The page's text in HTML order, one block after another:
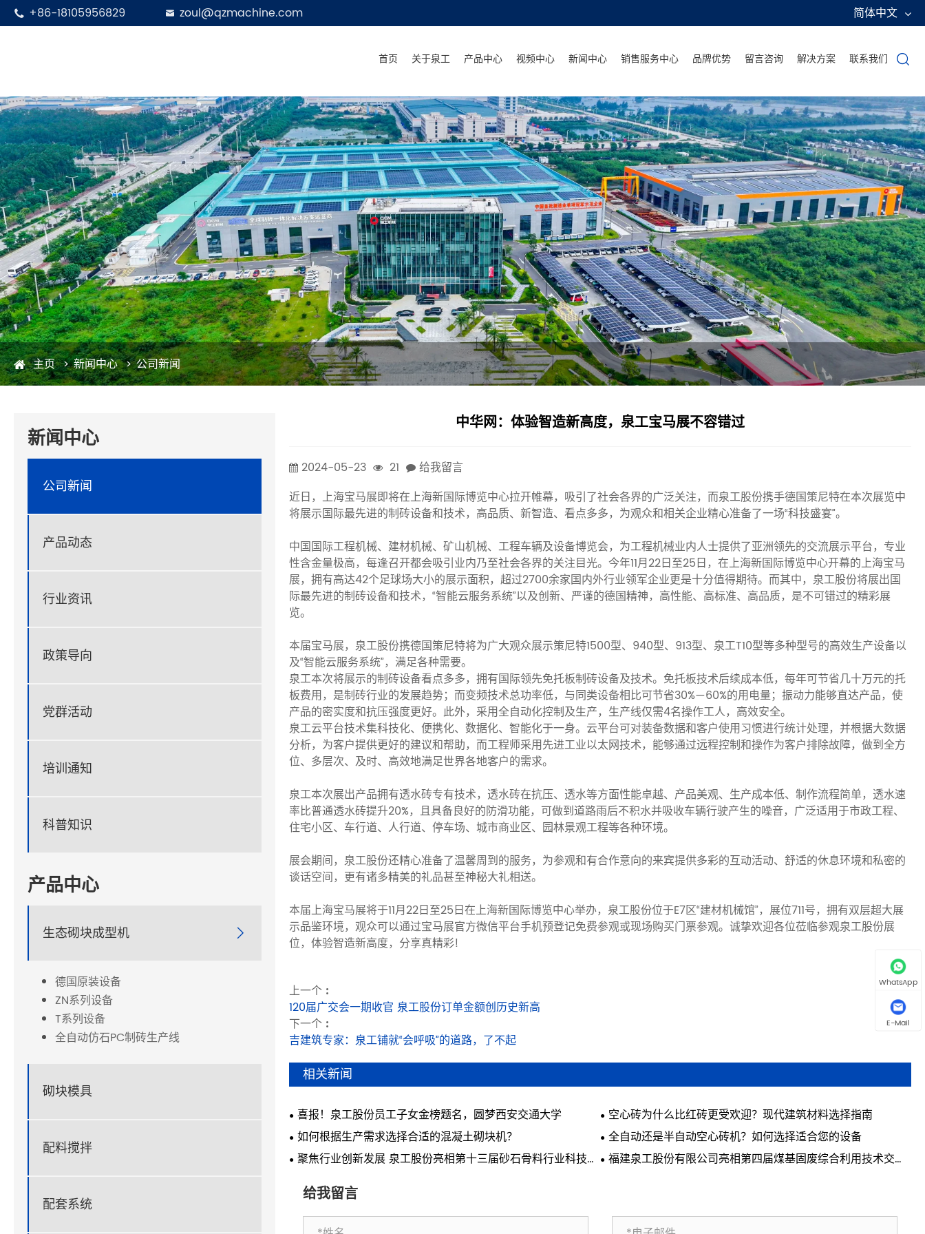
 +86-18105956829  zoul@qzmachine.com 简体中文
首页 关于泉工 产品中心 视频中心 新闻中心 销售服务中心 品牌优势 留言咨询 解决方案 联系我们 
主页 新闻中心 公司新闻
新闻中心
公司新闻
产品动态
行业资讯
政策导向
党群活动
培训通知
科普知识
产品中心
生态砌块成型机 
德国原装设备
ZN系列设备
T系列设备
全自动仿石PC制砖生产线
砌块模具
配料搅拌
配套系统
中华网：体验智造新高度，泉工宝马展不容错过
2024-05-23 21
给我留言
近日，上海宝马展即将在上海新国际博览中心拉开帷幕，吸引了社会各界的广泛关注，而泉工股份携手德国策尼特在本次展览中
将展示国际最先进的制砖设备和技术，高品质、新智造、看点多多，为观众和相关企业精心准备了一场“科技盛宴”。
中国国际工程机械、建材机械、矿山机械、工程车辆及设备博览会，为工程机械业内人士提供了亚洲领先的交流展示平台，专业
性含金量极高，每逢召开都会吸引业内乃至社会各界的关注目光。今年11月22日至25日，在上海新国际博览中心开幕的上海宝马
展，拥有高达42个足球场大小的展示面积，超过2700余家国内外行业领军企业更是十分值得期待。而其中，泉工股份将展出国
际最先进的制砖设备和技术，“智能云服务系统”以及创新、严谨的德国精神，高性能、高标准、高品质，是不可错过的精彩展
览。
本届宝马展，泉工股份携德国策尼特将为广大观众展示策尼特1500型、940型、913型、泉工T10型等多种型号的高效生产设备以
及“智能云服务系统”，满足各种需要。
泉工本次将展示的制砖设备看点多多，拥有国际领先免托板制砖设备及技术。免托板技术后续成本低，每年可节省几十万元的托
板费用，是制砖行业的发展趋势；而变频技术总功率低，与同类设备相比可节省30%—60%的用电量；振动力能够直达产品，使
产品的密实度和抗压强度更好。此外，采用全自动化控制及生产，生产线仅需4名操作工人，高效安全。
泉工云平台技术集科技化、便携化、数据化、智能化于一身。云平台可对装备数据和客户使用习惯进行统计处理，并根据大数据
分析，为客户提供更好的建议和帮助，而工程师采用先进工业以太网技术，能够通过远程控制和操作为客户排除故障，做到全方
位、多层次、及时、高效地满足世界各地客户的需求。
泉工本次展出产品拥有透水砖专有技术，透水砖在抗压、透水等方面性能卓越、产品美观、生产成本低、制作流程简单，透水速
率比普通透水砖提升20%，且具备良好的防滑功能，可做到道路雨后不积水并吸收车辆行驶产生的噪音，广泛适用于市政工程、
住宅小区、车行道、人行道、停车场、城市商业区、园林景观工程等各种环境。
展会期间，泉工股份还精心准备了温馨周到的服务，为参观和有合作意向的来宾提供多彩的互动活动、舒适的休息环境和私密的
谈话空间，更有诸多精美的礼品甚至神秘大礼相送。
本届上海宝马展将于11月22日至25日在上海新国际博览中心举办，泉工股份位于E7区“建材机械馆”，展位711号，拥有双层超大展
示品鉴环境，观众可以通过宝马展官方微信平台手机预登记免费参观或现场购买门票参观。诚挚欢迎各位莅临参观泉工股份展
位，体验智造新高度，分享真精彩!
上一个 :
120届广交会一期收官 泉工股份订单金额创历史新高
下一个 :
吉建筑专家：泉工铺就“会呼吸”的道路，了不起
相关新闻
喜报！泉工股份员工子女金榜题名，圆梦西安交通大学
空心砖为什么比红砖更受欢迎？现代建筑材料选择指南
如何根据生产需求选择合适的混凝土砌块机？
全自动还是半自动空心砖机？如何选择适合您的设备
聚焦行业创新发展 泉工股份亮相第十三届砂石骨料行业科技创
福建泉工股份有限公司亮相第四届煤基固废综合利用技术交流
给我留言
WhatsApp
E-Mail